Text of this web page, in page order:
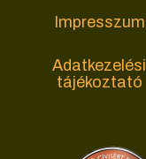
Impresszum
Adatkezelési
tájékoztató